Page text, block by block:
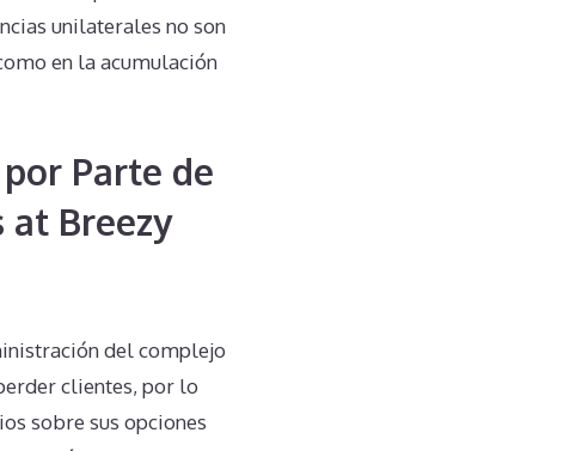
unilaterales no son
en la acumulación
Parte de
Breezy
del complejo
clientes, por lo
sobre sus opciones